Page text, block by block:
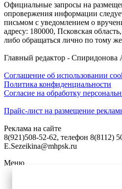
Официальные запросы на
опровержения информации
письмом с уведомлением о
адресу: 180000, Псковская
либо обращаться лично по тому же
Главный редактор - Спиридонова
Соглашение об использовании
Политика конфиденциальности
Согласие на обработку
Прайс-лист на размещение
Реклама на сайте
8(921)508-52-62, телефон 8(8112)
E.Sezeikina@mhpsk.ru
Меню